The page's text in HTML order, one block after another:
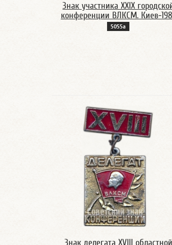
Знак участника XXIX
конференции ВЛКСМ. Киев-
5055а
Знак делегата XVIII областной